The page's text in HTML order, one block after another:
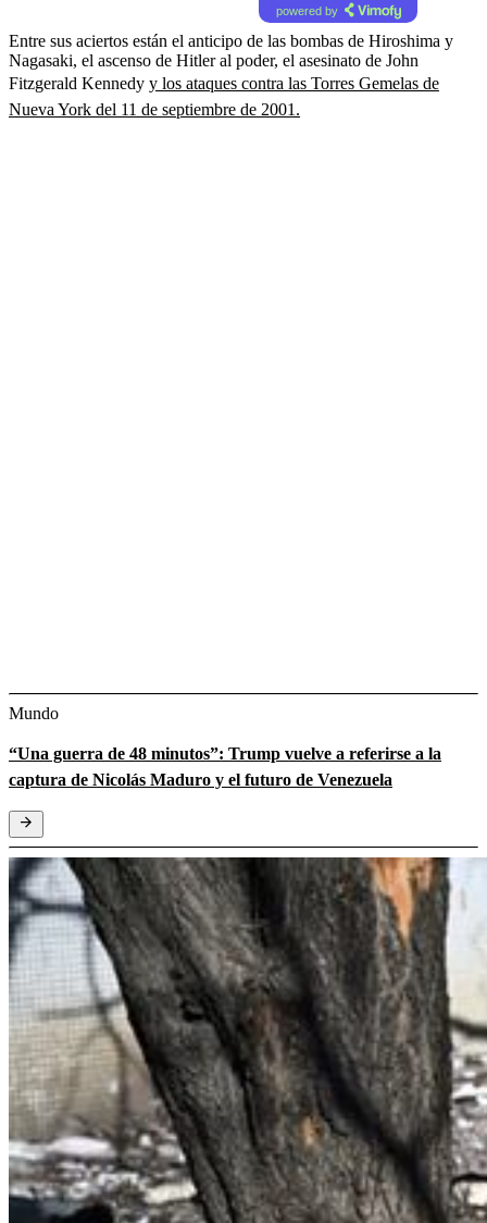
powered by
Entre sus aciertos están el anticipo de las bombas de Hiroshima y
Nagasaki, el ascenso de Hitler al poder, el asesinato de John
Fitzgerald Kennedy y los ataques contra las Torres Gemelas de
Nueva York del 11 de septiembre de 2001.
Mundo
“Una guerra de 48 minutos”: Trump vuelve a referirse a la
captura de Nicolás Maduro y el futuro de Venezuela